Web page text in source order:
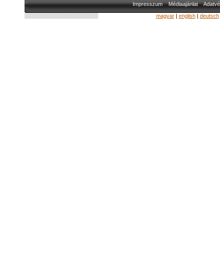
Impresszum Médiaajánlat
magyar| english| deutsch